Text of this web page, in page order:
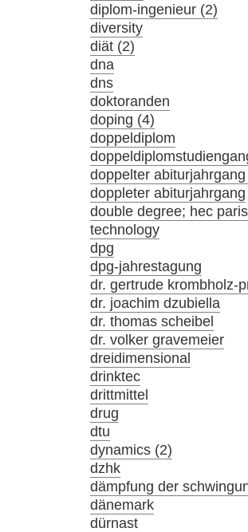
diplom-ingenieur (2)
diversity
diät (2)
dna
dns
doktoranden
doping (4)
doppeldiplom
doppelter
doppleter abiturjahrgang
double degree; hec
technology
dpg
dpg-jahrestagung
dr. gertrude krombholz-
dr. joachim dzubiella
dr. thomas scheibel
dr. volker gravemeier
dreidimensional
drinktec
drittmittel
drug
dtu
dynamics (2)
dzhk
dämpfung der
dänemark
dürnast